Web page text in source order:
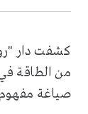
صياغة مفهوم